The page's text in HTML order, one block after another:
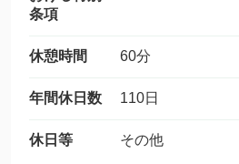
条項
休憩時間 60分
年間休日数 110日
休日等 その他